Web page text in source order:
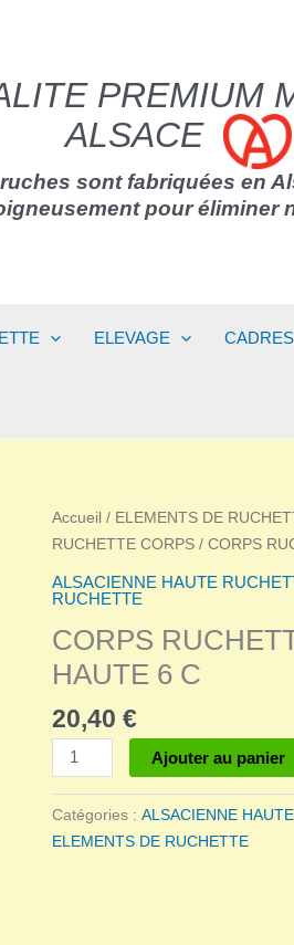
PREMIUM
ALSACE
sont fabriquées en
pour éliminer
ELEVAGE CADRES
Accueil / ELEMENTS DE
RUCHETTE CORPS / CORPS
ALSACIENNE HAUTE
RUCHETTE
CORPS
HAUTE 6 C
20,40€
quantité
de
RUCHETTE
Ajouter au panier
Catégories :ALSACIENNE
ELEMENTS DE RUCHETTE